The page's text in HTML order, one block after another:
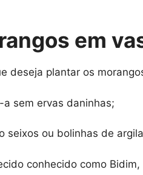
em
deseja plantar os
sem ervas daninhas;
seixos ou bolinhas de
conhecido como